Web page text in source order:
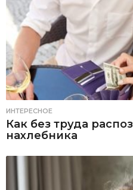
ИНТЕРЕСНОЕ
Как без труда
нахлебника